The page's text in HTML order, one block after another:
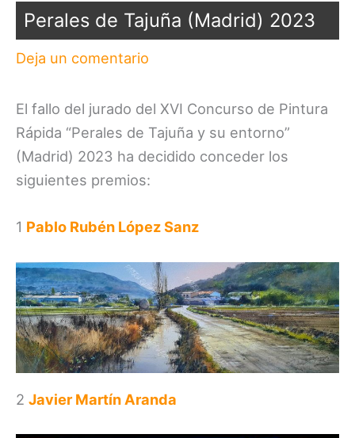
Perales de Tajuña (Madrid) 2023
Deja un comentario
El fallo del jurado del XVI Concurso de Pintura
Rápida “Perales de Tajuña y su entorno”
(Madrid) 2023 ha decidido conceder los
siguientes premios:
1 Pablo Rubén López Sanz
2 Javier Martín Aranda